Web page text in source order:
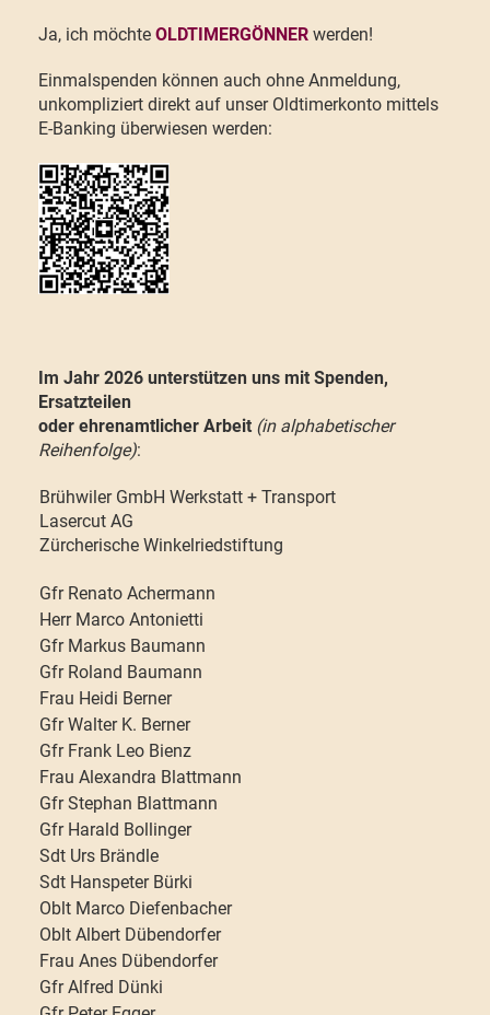
Ja, ich möchte OLDTIMERGÖNNER werden!
Einmalspenden können auch ohne Anmeldung,
unkompliziert direkt auf unser Oldtimerkonto mittels
E-Banking überwiesen werden:
Im Jahr 2026 unterstützen uns mit Spenden,
Ersatzteilen
oder ehrenamtlicher Arbeit (in alphabetischer
Reihenfolge):
Brühwiler GmbH Werkstatt + Transport
Lasercut AG
Zürcherische Winkelriedstiftung
Gfr Renato Achermann
Herr Marco Antonietti
Gfr Markus Baumann
Gfr Roland Baumann
Frau Heidi Berner
Gfr Walter K. Berner
Gfr Frank Leo Bienz
Frau Alexandra Blattmann
Gfr Stephan Blattmann
Gfr Harald Bollinger
Sdt Urs Brändle
Sdt Hanspeter Bürki
Oblt Marco Diefenbacher
Oblt Albert Dübendorfer
Frau Anes Dübendorfer
Gfr Alfred Dünki